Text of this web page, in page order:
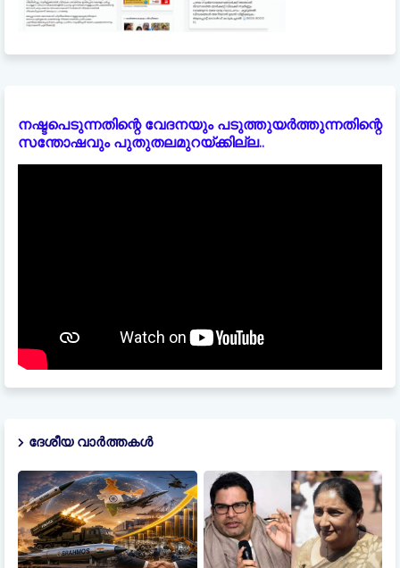
നഷ്ടപെടുന്നതിന്റെ വേദനയും പടുത്തുയർത്തുന്നതിന്റെ
സന്തോഷവും പുതുതലമുറയ്ക്കില്ല..
ദേശീയ വാർത്തകൾ